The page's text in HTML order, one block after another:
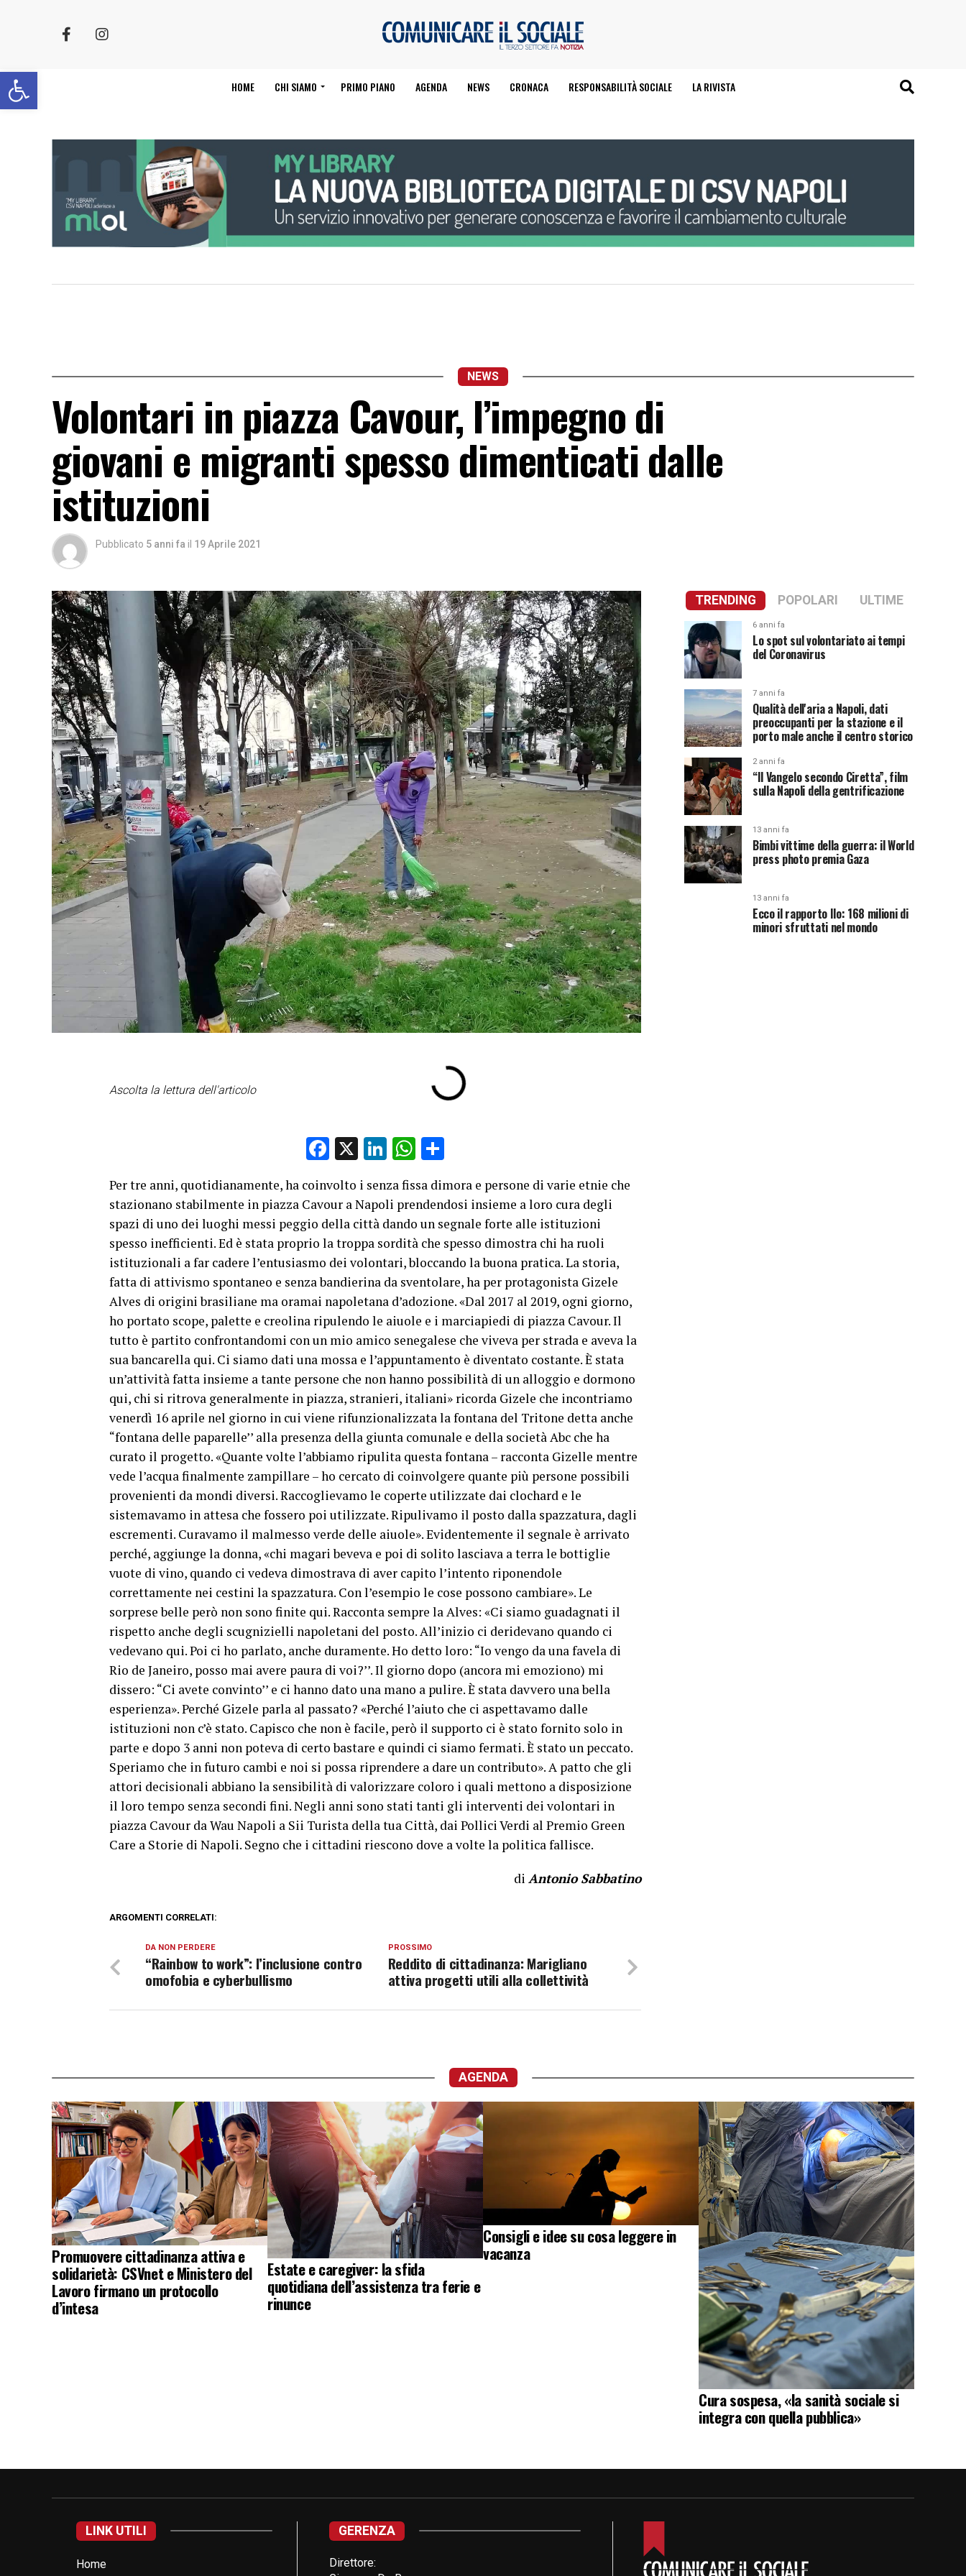
Apri la barra degli strumenti HOME CHI SIAMO PRIMO PIANO AGENDA NEWS CRONACA RESPONSABILITÀ SOCIALE LA RIVISTA
NEWS
Volontari in piazza Cavour, l’impegno di
giovani e migranti spesso dimenticati dalle
istituzioni
Pubblicato 5 anni fa il 19 Aprile 2021
Ascolta la lettura dell'articolo
Facebook
X LinkedIn
WhatsApp
Per tre anni, quotidianamente, ha coinvolto i senza fissa dimora e persone di varie etnie che
stazionano stabilmente in piazza Cavour a Napoli prendendosi insieme a loro cura degli
spazi di uno dei luoghi messi peggio della città dando un segnale forte alle istituzioni
spesso inefficienti. Ed è stata proprio la troppa sordità che spesso dimostra chi ha ruoli
istituzionali a far cadere l’entusiasmo dei volontari, bloccando la buona pratica. La storia,
fatta di attivismo spontaneo e senza bandierina da sventolare, ha per protagonista Gizele
Alves di origini brasiliane ma oramai napoletana d’adozione. «Dal 2017 al 2019, ogni giorno,
ho portato scope, palette e creolina ripulendo le aiuole e i marciapiedi di piazza Cavour. Il
tutto è partito confrontandomi con un mio amico senegalese che viveva per strada e aveva la
sua bancarella qui. Ci siamo dati una mossa e l’appuntamento è diventato costante. È stata
un’attività fatta insieme a tante persone che non hanno possibilità di un alloggio e dormono
qui, chi si ritrova generalmente in piazza, stranieri, italiani» ricorda Gizele che incontriamo
venerdì 16 aprile nel giorno in cui viene rifunzionalizzata la fontana del Tritone detta anche
“fontana delle paparelle’’ alla presenza della giunta comunale e della società Abc che ha
curato il progetto. «Quante volte l’abbiamo ripulita questa fontana – racconta Gizelle mentre
vede l’acqua finalmente zampillare – ho cercato di coinvolgere quante più persone possibili
provenienti da mondi diversi. Raccoglievamo le coperte utilizzate dai clochard e le
sistemavamo in attesa che fossero poi utilizzate. Ripulivamo il posto dalla spazzatura, dagli
escrementi. Curavamo il malmesso verde delle aiuole». Evidentemente il segnale è arrivato
perché, aggiunge la donna, «chi magari beveva e poi di solito lasciava a terra le bottiglie
vuote di vino, quando ci vedeva dimostrava di aver capito l’intento riponendole
correttamente nei cestini la spazzatura. Con l’esempio le cose possono cambiare». Le
sorprese belle però non sono finite qui. Racconta sempre la Alves: «Ci siamo guadagnati il
rispetto anche degli scugnizielli napoletani del posto. All’inizio ci deridevano quando ci
vedevano qui. Poi ci ho parlato, anche duramente. Ho detto loro: “Io vengo da una favela di
Rio de Janeiro, posso mai avere paura di voi?’’. Il giorno dopo (ancora mi emoziono) mi
dissero: “Ci avete convinto’’ e ci hanno dato una mano a pulire. È stata davvero una bella
esperienza». Perché Gizele parla al passato? «Perché l’aiuto che ci aspettavamo dalle
istituzioni non c’è stato. Capisco che non è facile, però il supporto ci è stato fornito solo in
parte e dopo 3 anni non poteva di certo bastare e quindi ci siamo fermati. È stato un peccato.
Speriamo che in futuro cambi e noi si possa riprendere a dare un contributo». A patto che gli
attori decisionali abbiano la sensibilità di valorizzare coloro i quali mettono a disposizione
il loro tempo senza secondi fini. Negli anni sono stati tanti gli interventi dei volontari in
piazza Cavour da Wau Napoli a Sii Turista della tua Città, dai Pollici Verdi al Premio Green
Care a Storie di Napoli. Segno che i cittadini riescono dove a volte la politica fallisce.
di Antonio Sabbatino
ARGOMENTI CORRELATI:
PROSSIMO
Reddito di cittadinanza: Marigliano
attiva progetti utili alla collettività
DA NON PERDERE
“Rainbow to work”: l’inclusione contro
omofobia e cyberbullismo
TRENDING POPOLARI ULTIME
6 anni fa
Lo spot sul volontariato ai tempi
del Coronavirus
7 anni fa
Qualità dell'aria a Napoli, dati
preoccupanti per la stazione e il
porto male anche il centro storico
2 anni fa
“Il Vangelo secondo Ciretta”, film
sulla Napoli della gentrificazione
13 anni fa
Bimbi vittime della guerra: il World
press photo premia Gaza
13 anni fa
Ecco il rapporto Ilo: 168 milioni di
minori sfruttati nel mondo
AGENDA
Promuovere cittadinanza attiva e
solidarietà: CSVnet e Ministero del
Lavoro firmano un protocollo
d’intesa
Estate e caregiver: la sfida
quotidiana dell’assistenza tra ferie e
rinunce
Consigli e idee su cosa leggere in
vacanza
Cura sospesa, «la sanità sociale si
integra con quella pubblica»
LINK UTILI
Home
GERENZA
Direttore: